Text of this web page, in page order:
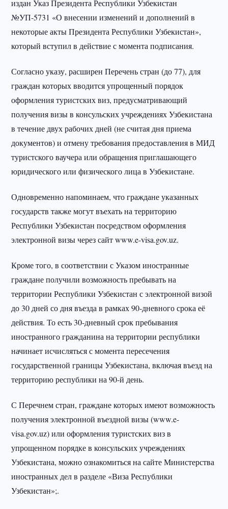
издан Указ Президента Республики Узбекистан
№УП-5731 «О внесении изменений и дополнений в
некоторые акты Президента Республики Узбекистан»,
который вступил в действие с момента подписания.
Согласно указу, расширен Перечень стран (до 77), для
граждан которых вводится упрощенный порядок
оформления туристских виз, предусматривающий
получения визы в консульских учреждениях Узбекистана
в течение двух рабочих дней (не считая дня приема
документов) и отмену требования предоставления в МИД
туристского ваучера или обращения приглашающего
юридического или физического лица в Узбекистане.
Одновременно напоминаем, что граждане указанных
государств также могут въехать на территорию
Республики Узбекистан посредством оформления
электронной визы через сайт www.e-visa.gov.uz.
Кроме того, в соответствии с Указом иностранные
граждане получили возможность пребывать на
территории Республики Узбекистан с электронной визой
до 30 дней со дня въезда в рамках 90-дневного срока её
действия. То есть 30-дневный срок пребывания
иностранного гражданина на территории республики
начинает исчисляться с момента пересечения
государственной границы Узбекистана, включая въезд на
территорию республики на 90-й день.
С Перечнем стран, граждане которых имеют возможность
получения электронной въездной визы (www.e-
visa.gov.uz) или оформления туристских виз в
упрощенном порядке в консульских учреждениях
Узбекистана, можно ознакомиться на сайте Министерства
иностранных дел в разделе «Виза Республики
Узбекистан»;.